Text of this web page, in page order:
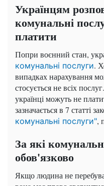
Українцям
комунальні
платити
Попри воєнний стан,
комунальні послуги.
випадках нарахування
стосується не всіх
українці можуть не
зазначається в 7 статті
комунальні послуги",
За які
обов'язково
Якщо людина не